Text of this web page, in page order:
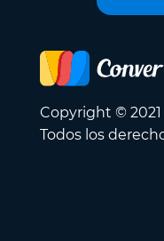
Copyright ©
Todos los